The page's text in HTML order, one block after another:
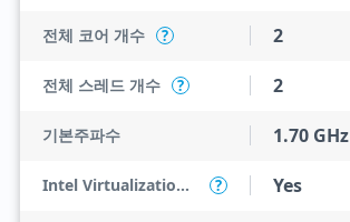
전체 코어 개수 ? 2
전체 스레드 개수 ? 2
기본주파수 1.70 GHz
Intel Virtualization Technology (VT-x) ? Yes